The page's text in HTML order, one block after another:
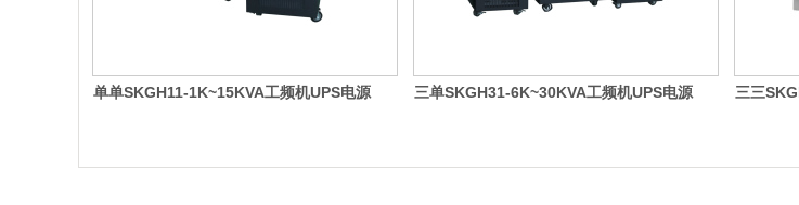
单单SKGH11-1K~15KVA工频机UPS电源 三单SKGH31-6K~30KVA工频机UPS电源
三三